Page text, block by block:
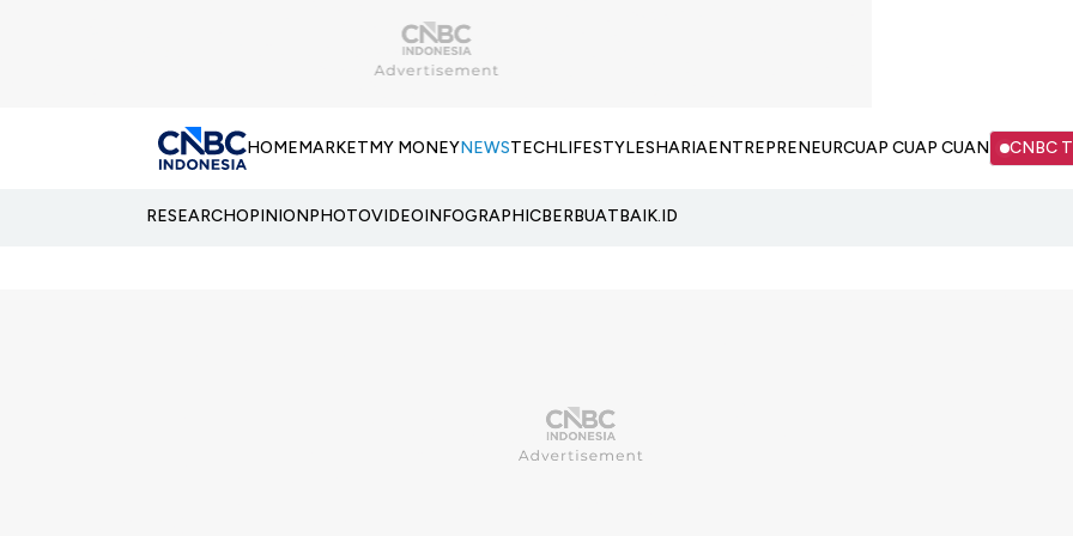
HOMEMARKETMY MONEYNEWSTECHLIFESTYLESHARIAENTREPRENEURCUAP CUAP CUAN CNBC
RESEARCHOPINIONPHOTOVIDEOINFOGRAPHICBERBUATBAIK.ID